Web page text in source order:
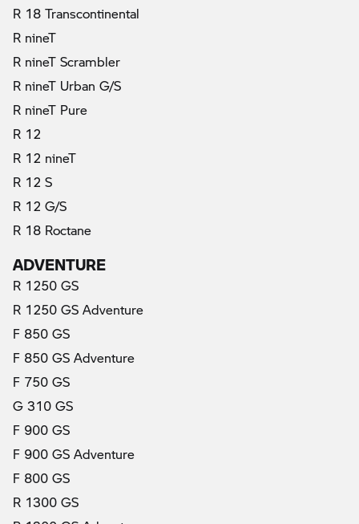
R 18 Transcontinental
R nineT
R nineT Scrambler
R nineT Urban G/S
R nineT Pure
R 12
R 12 nineT
R 12 S
R 12 G/S
R 18 Roctane
ADVENTURE
R 1250 GS
R 1250 GS Adventure
F 850 GS
F 850 GS Adventure
F 750 GS
G 310 GS
F 900 GS
F 900 GS Adventure
F 800 GS
R 1300 GS